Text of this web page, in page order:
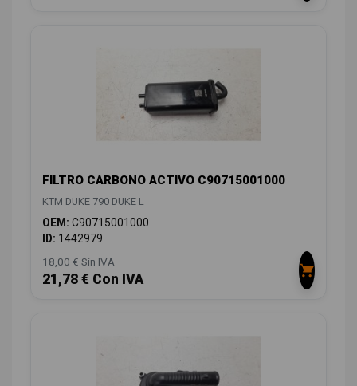
FILTRO CARBONO ACTIVO C90715001000
KTM DUKE 790 DUKE L
OEM: C90715001000
ID: 1442979
18,00 € Sin IVA
21,78 € Con IVA